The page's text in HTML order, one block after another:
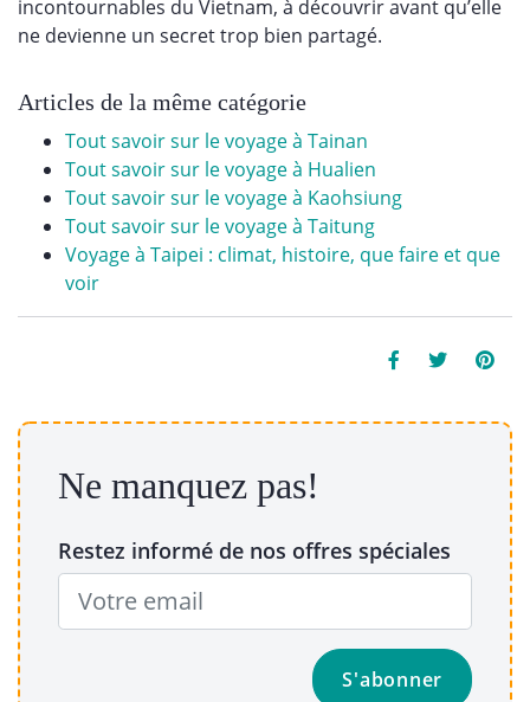
incontournables du Vietnam, à découvrir avant qu’elle
ne devienne un secret trop bien partagé.
Articles de la même catégorie
Tout savoir sur le voyage à Tainan
Tout savoir sur le voyage à Hualien
Tout savoir sur le voyage à Kaohsiung
Tout savoir sur le voyage à Taitung
Voyage à Taipei : climat, histoire, que faire et que
voir
Ne manquez pas!
Restez informé de nos offres spéciales